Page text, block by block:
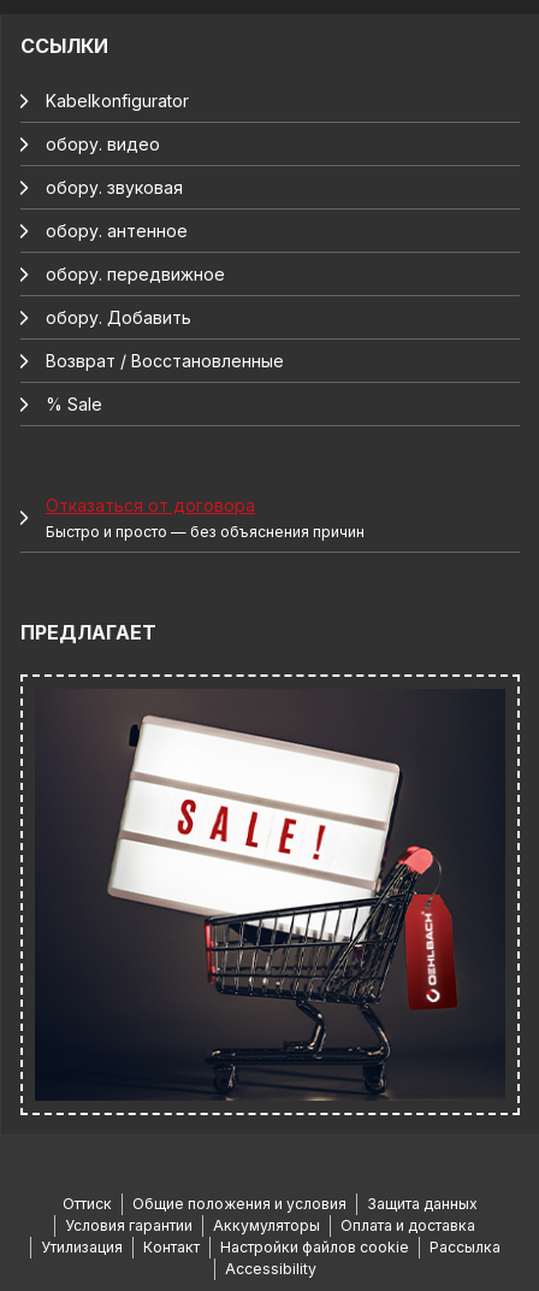
ССЫЛКИ
Kabelkonfigurator
обору. видео
обору. звуковая
обору. антенное
обору. передвижное
обору. Добавить
Возврат / Восстановленные
% Sale
Отказаться от договора
Быстро и просто — без объяснения причин
ПРЕДЛАГАЕТ
Оттиск Общие положения и условия
Защита данных
Условия гарантии
Аккумуляторы
Оплата и доставка
Утилизация
Контакт Настройки файлов cookie
Рассылка
Accessibility